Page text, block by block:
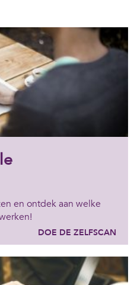
en ontdek aan welke
DOE DE ZELFSCAN